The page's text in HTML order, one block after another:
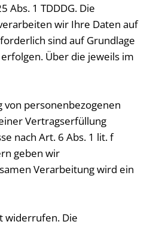
Abs. 1 TDDDG. Die
wir Ihre Daten auf
sind auf Grundlage
Über die jeweils im
personenbezogenen
Vertragserfüllung
nach Art. 6 Abs. 1 lit. f
geben wir
Verarbeitung wird ein
widerrufen. Die